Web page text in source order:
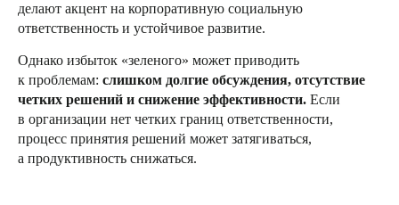
делают акцент на корпоративную социальную
ответственность и устойчивое развитие.
Однако избыток «зеленого» может приводить
к проблемам: слишком долгие обсуждения, отсутствие
четких решений и снижение эффективности. Если
в организации нет четких границ ответственности,
процесс принятия решений может затягиваться,
а продуктивность снижаться.